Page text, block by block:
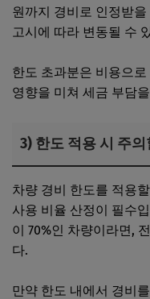
원까지 경비로 인정받
고시에 따라 변동될 수
한도 초과분은 비용으
영향을 미쳐 세금 부담
3) 한도 적용 시 주
차량 경비 한도를 적용
사용 비율 산정이 필수
이 70%인 차량이라면,
다.
만약 한도 내에서 경비